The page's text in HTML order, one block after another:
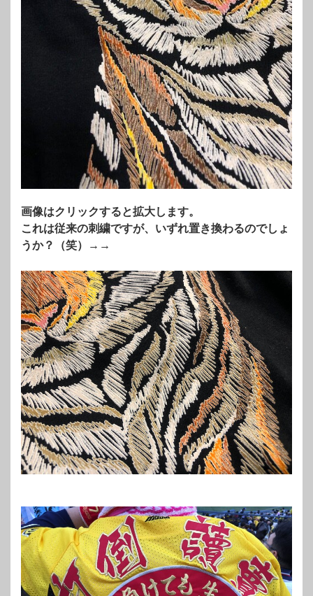
画像はクリックすると拡大します。
これは従来の刺繍ですが、いずれ置き換わるのでしょ
うか？（笑）→→